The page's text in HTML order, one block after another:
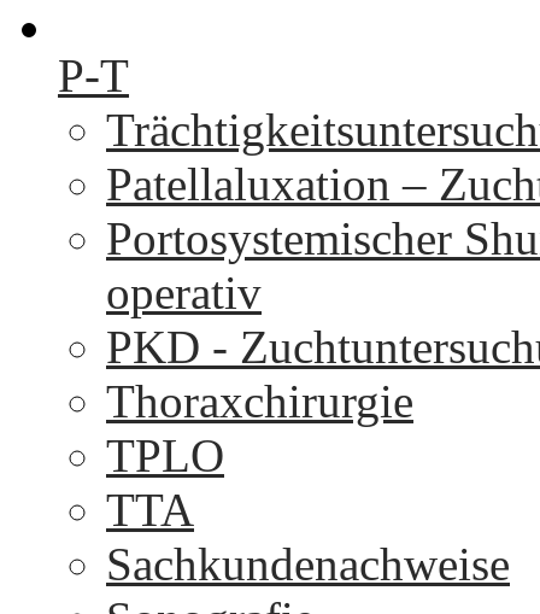
P-T
Patellaluxation –
Portosystemischer
operativ
PKD -
Thoraxchirurgie
TPLO
TTA
Sachkundenachweise